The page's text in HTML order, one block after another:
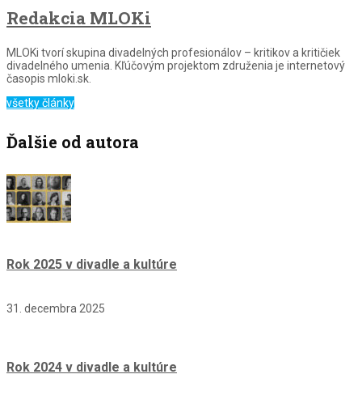
Redakcia MLOKi
MLOKi tvorí skupina divadelných profesionálov – kritikov a kritičiek
divadelného umenia. Kľúčovým projektom združenia je internetový
časopis mloki.sk.
všetky články
Ďalšie od autora
Rok 2025 v divadle a kultúre
31. decembra 2025
Rok 2024 v divadle a kultúre